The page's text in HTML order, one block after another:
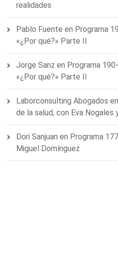
realidades
Pablo Fuente en Programa
«¿Por qué?» Parte II
Jorge Sanz en Programa
«¿Por qué?» Parte II
Laborconsulting Abogados en
de la salud, con Eva Nogales
Dori Sanjuan en Programa
Miguel Domínguez